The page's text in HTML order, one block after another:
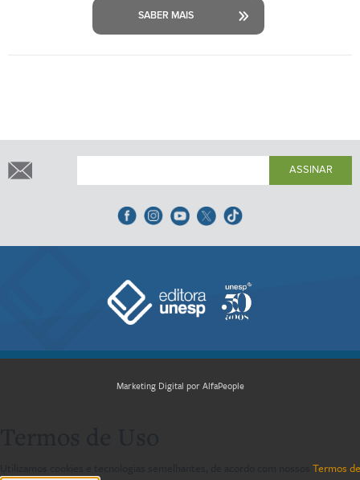
SABER MAIS
ASSINAR
Marketing Digital por AlfaPeople
Termos